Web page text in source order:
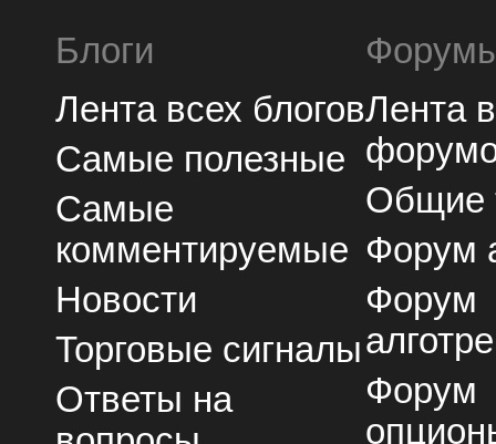
Блоги
Лента всех блогов
Самые полезные
Самые
комментируемые
Новости
Торговые сигналы
Ответы на
Лента
Общие
Форум
Форум
Форум